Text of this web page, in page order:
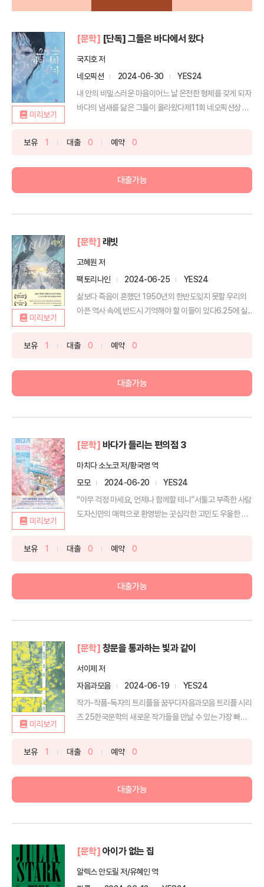
미리보기
[문학] [단독] 그들은 바다에서 왔다
국지호 저
네오픽션
2024-06-30
YES24
내 안의 비밀스러운 마음이어느 날 온전한 형체를 갖게 되자
바다의 냄새를 닮은 그들이 올라왔다제11회 네오픽션상 우
보유 1 대출 0 예약 0
대출가능
미리보기
[문학] 래빗
고혜원 저
팩토리나인
2024-06-25
YES24
삶보다 죽음이 흔했던 1950년의 한반도잊지 못할 우리의
아픈 역사 속에,반드시 기억해야 할 이들이 있다6.25에 실...
보유 1 대출 0 예약 0
대출가능
미리보기
[문학] 바다가 들리는 편의점 3
마치다 소노코 저/황국영 역
모모
2024-06-20
YES24
“아무 걱정 마세요, 언제나 함께할 테니”서툴고 부족한 사람
도자신만의 매력으로 환영받는 곳심각한 고민도 우울한 마
보유 1 대출 0 예약 0
대출가능
미리보기
[문학] 창문을 통과하는 빛과 같이
서이제 저
자음과모음
2024-06-19
YES24
작가-작품-독자의 트리플을 꿈꾸다자음과모음 트리플 시리
즈 25한국문학의 새로운 작가들을 만날 수 있는 가장 빠른
보유 1 대출 0 예약 0
대출가능
[문학] 아이가 없는 집
알렉스 안도릴 저/유혜인 역